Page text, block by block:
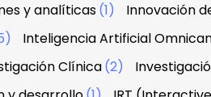
y analíticas(1) Innovación
Inteligencia Artificial
Clínica(2)